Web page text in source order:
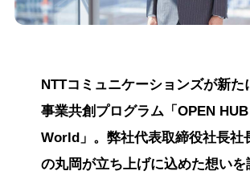
NTTコミュニケーションズが新た
事業共創プログラム「OPEN
World」。弊社代表取締役社長社
の丸岡が立ち上げに込めた想いを